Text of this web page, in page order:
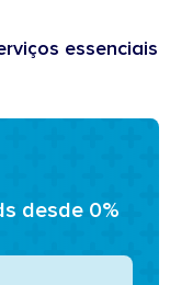
essenciais
desde 0%